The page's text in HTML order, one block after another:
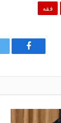
فقه
فيسبوك